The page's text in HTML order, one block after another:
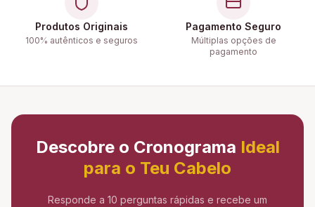
Produtos Originais
100% autênticos e seguros
Pagamento Seguro
Múltiplas opções de
pagamento
Descobre o Cronograma Ideal
para o Teu Cabelo
Responde a 10 perguntas rápidas e recebe um